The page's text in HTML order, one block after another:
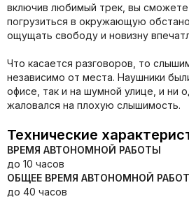
включив любимый трек, вы
погрузиться в окружающую
ощущать свободу и новизну
Что касается разговоров, то
независимо от места. Наушники
офисе, так и на шумной улице, и ни
жаловался на плохую слышимость.
Технические
ВРЕМЯ АВТОНОМНОЙ РАБОТЫ
до 10 часов
ОБЩЕЕ ВРЕМЯ АВТОНОМНОЙ
до 40 часов